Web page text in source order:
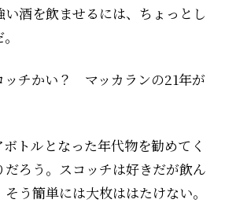
酒を飲ませるには、ちょっとし
ッチかい？ マッカランの21年が
トルとなった年代物を勧めてく
だろう。スコッチは好きだが飲ん
う簡単には大枚ははたけない。